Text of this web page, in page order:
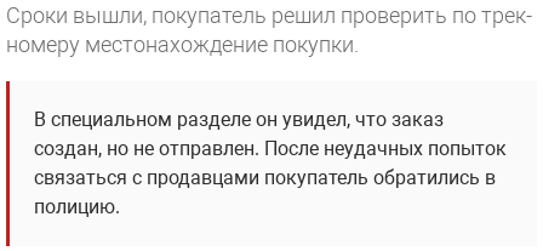
Сроки вышли, покупатель решил проверить по трек-
номеру местонахождение покупки.
В специальном разделе он увидел, что заказ
создан, но не отправлен. После неудачных попыток
связаться с продавцами покупатель обратились в
полицию.